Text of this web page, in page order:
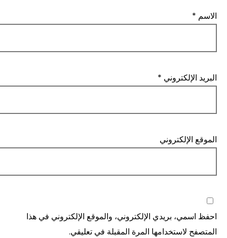
*
الإلكتروني *
الإلكتروني
اسمي، بريدي الإلكتروني، والموقع الإلكتروني في هذا
لاستخدامها المرة المقبلة في تعليقي.